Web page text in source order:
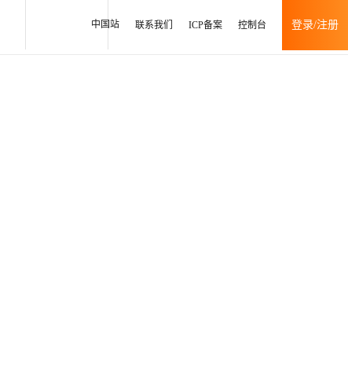
中国站 联系我们 ICP备案 控制台 登录/注册